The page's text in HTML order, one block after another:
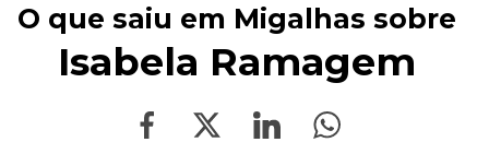
O que saiu em Migalhas sobre
Isabela Ramagem